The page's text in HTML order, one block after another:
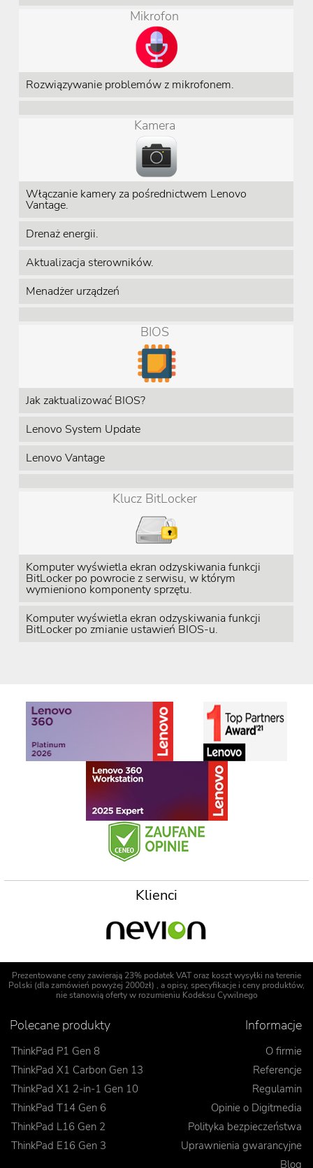
Mikrofon
Rozwiązywanie problemów z mikrofonem.
Kamera
Włączanie kamery za pośrednictwem Lenovo
Vantage.
Drenaż energii.
Aktualizacja sterowników.
Menadżer urządzeń
BIOS
Jak zaktualizować BIOS?
Lenovo System Update
Lenovo Vantage
Klucz BitLocker
Komputer wyświetla ekran odzyskiwania funkcji
BitLocker po powrocie z serwisu, w którym
wymieniono komponenty sprzętu.
Komputer wyświetla ekran odzyskiwania funkcji
BitLocker po zmianie ustawień BIOS-u.
Klienci
Prezentowane ceny zawierają 23% podatek VAT oraz koszt wysyłki na terenie
Polski (dla zamówień powyżej 2000zł) , a opisy, specyfikacje i ceny produktów,
nie stanowią oferty w rozumieniu Kodeksu Cywilnego
Polecane produkty
ThinkPad P1 Gen 8
ThinkPad X1 Carbon Gen 13
ThinkPad X1 2-in-1 Gen 10
ThinkPad T14 Gen 6
ThinkPad L16 Gen 2
ThinkPad E16 Gen 3
Informacje
O firmie
Referencje
Regulamin
Opinie o Digitmedia
Polityka bezpieczeństwa
Uprawnienia gwarancyjne
Blog